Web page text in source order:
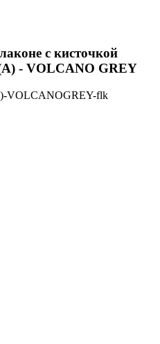
с кисточкой
- VOLCANO GREY
VOLCANOGREY-flk